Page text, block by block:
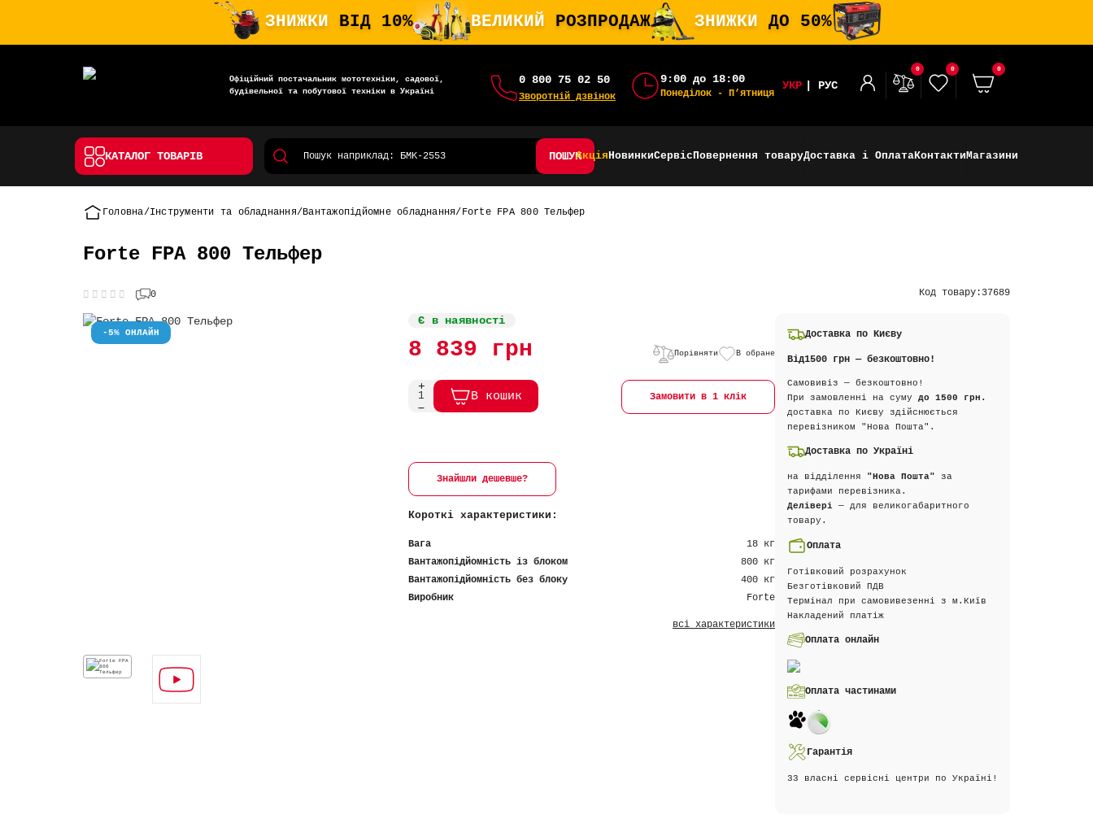
ЗНИЖКИ ВІД 10% ВЕЛИКИЙ РОЗПРОДАЖ ЗНИЖКИ ДО 50%
Офіційний постачальник мототехніки, садової,
будівельної та побутової техніки в Україні
0 800 75 02 50
Зворотній дзвінок
9:00 до 18:00
Понеділок - П’ятниця
УКР РУС
0 0 0
КАТАЛОГ ТОВАРІВ ПОШУКАкціяНовинкиСервісПовернення товаруДоставка і ОплатаКонтактиМагазини
Головна Інструменти та обладнання Вантажопідйомне обладнання Forte FPA 800 Тельфер
Forte FPA 800 Тельфер
0 Код товару: 37689
-5% ОНЛАЙН
Є в наявності
8 839 грн Порівняти В обране
В кошик Замовити в 1 клік
Знайшли дешевше?
Короткі характеристики:
Вага
18 кг
Вантажопідйомність із блоком
800 кг
Вантажопідйомність без блоку
400 кг
Виробник
Forte
всі характеристики
Доставка по Києву
Від1500 грн — безкоштовно!
Самовивіз — безкоштовно!
При замовленні на суму до 1500 грн.
доставка по Києву здійснюється
перевізником "Нова Пошта".
Доставка по Україні
на відділення "Нова Пошта" за
тарифами перевізника.
Делівері— для великогабаритного
товару.
Оплата
Готівковий розрахунок
Безготівковий ПДВ
Термінал при самовивезенні з м.Київ
Накладений платіж
Оплата онлайн
Оплата частинами
Гарантія
33 власні сервісні центри по Україні!